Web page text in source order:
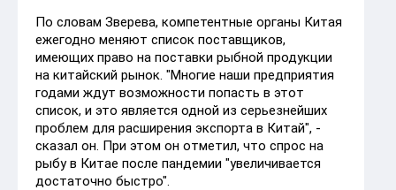
По словам Зверева, компетентные органы Китая
ежегодно меняют список поставщиков,
имеющих право на поставки рыбной продукции
на китайский рынок. "Многие наши предприятия
годами ждут возможности попасть в этот
список, и это является одной из серьезнейших
проблем для расширения экспорта в Китай", -
сказал он. При этом он отметил, что спрос на
рыбу в Китае после пандемии "увеличивается
достаточно быстро".